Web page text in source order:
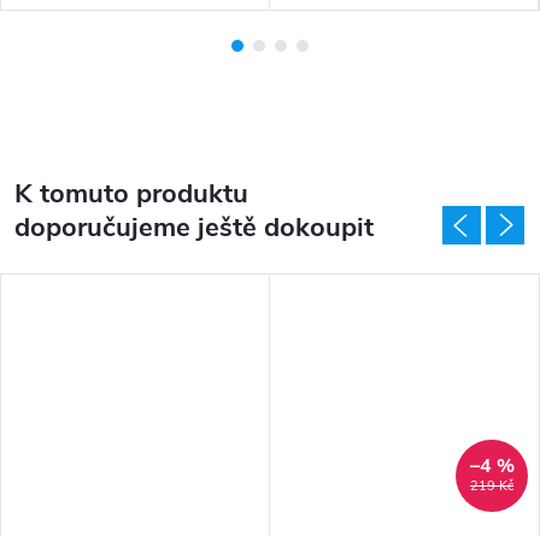
K tomuto produktu
doporučujeme ještě dokoupit
219 Kč
–4 %